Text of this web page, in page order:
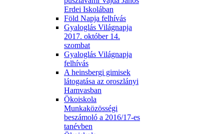
Erdei Iskolában
Föld Napja felhívás
Gyaloglás Világnapja
2017. október 14.
szombat
Gyaloglás Világnapja
felhívás
A heinsbergi gimisek
látogatása az oroszlányi
Hamvasban
Ökoiskola
Munkaközösségi
beszámoló a 2016/17-es
tanévben